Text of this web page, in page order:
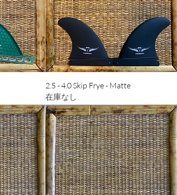
クイックビュー
2.5 - 4.0 Skip Frye - Matte
在庫なし